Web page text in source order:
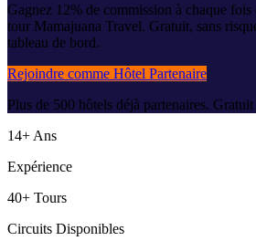
Gagnez 12% de commission à chaque
tour Mamajuana Travel. Gratuit, sans
tableau de bord.
Rejoindre comme Hôtel Partenaire
Plus de 500 hôtels déjà partenaires.
14+ Ans
Expérience
40+ Tours
Circuits Disponibles